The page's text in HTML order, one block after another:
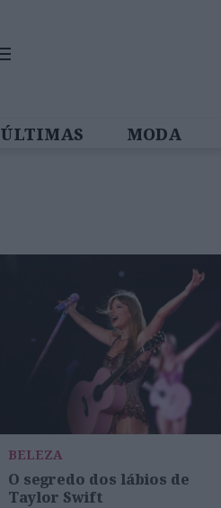
ÚLTIMAS
MODA
BELEZA
O segredo dos lábios de
Taylor Swift